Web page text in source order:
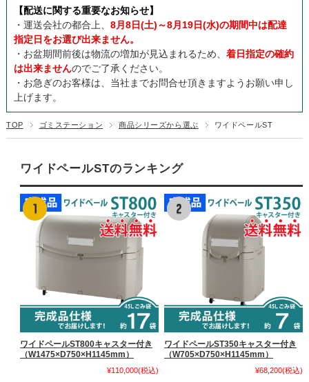
【配送に関する重要なお知らせ】
・運送会社の都合上、 8月8日(土)～8月19日(水)の期間中は配達
指定日をお選び出来ません。
・お盆期間前後は物流の増加が見込まれるため、 着日指定の確約
は出来ませんのでご了承ください。
・お急ぎのお客様は、当社までお問合せ頂きますようお願い申し
上げます。
TOP ゴミステーション 商品シリーズから選ぶ ワイドペールST
ワイドペールSTのランキング
ワイドペールST800キャスター付き
（W1475×D750×H1145mm）
¥110,000(税込)
ワイドペールST350キャスター付き
（W705×D750×H1145mm）
¥68,200(税込)